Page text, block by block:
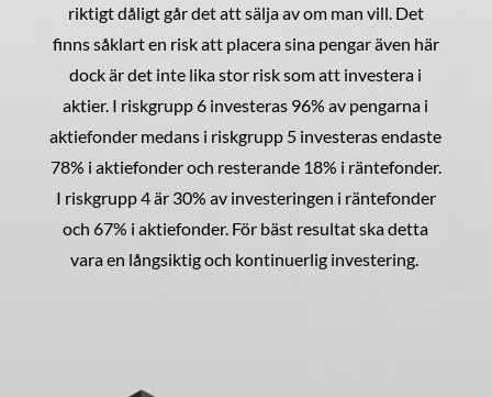
riktigt dåligt går det att sälja av om man vill. Det
finns såklart en risk att placera sina pengar även här
dock är det inte lika stor risk som att investera i
aktier. I riskgrupp 6 investeras 96% av pengarna i
aktiefonder medans i riskgrupp 5 investeras endaste
78% i aktiefonder och resterande 18% i räntefonder.
I riskgrupp 4 är 30% av investeringen i räntefonder
och 67% i aktiefonder. För bäst resultat ska detta
vara en långsiktig och kontinuerlig investering.